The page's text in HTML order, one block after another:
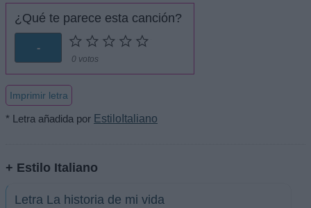
¿Qué te parece esta canción?
-
0 votos
Imprimir letra
* Letra añadida por EstiloItaliano
+ Estilo Italiano
Letra La historia de mi vida